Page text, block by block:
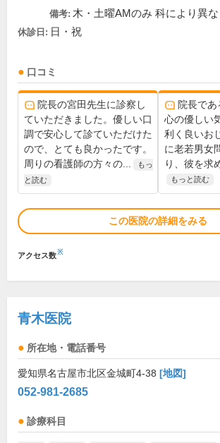
備考: 木・土曜AMのみ 科により異
休診日: 日・祝
口コミ
院長の宮田先生に診察し
ていただきました。優しい口
調で安心して診ていただけた
ので、とても良かったです。
周りの看護師の方々の...
もっ
と読む
院長であ
心の優しい
利く良いお
に老若男女
り、彼を求
もっと読む
この医院の詳細をみる
アクセス数※
青木医院
所在地・電話番号
愛知県名古屋市北区金城町4-38 [地図]
052-981-2685
診療科目